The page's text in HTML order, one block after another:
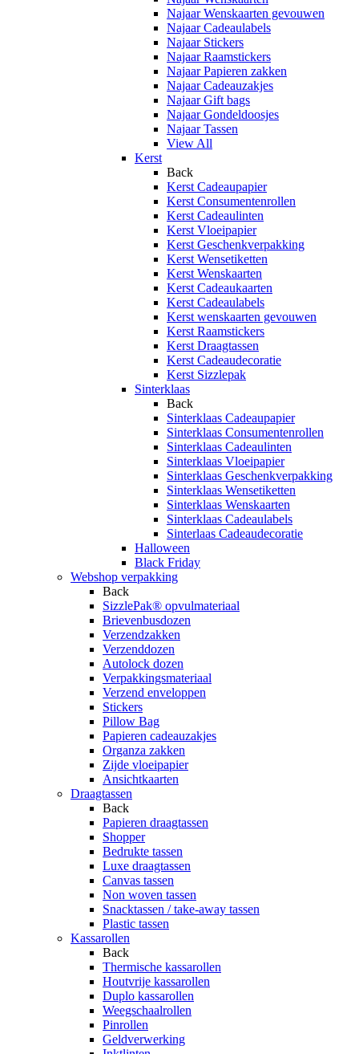
Najaar Wenskaarten gevouwen
Najaar Cadeaulabels
Najaar Stickers
Najaar Raamstickers
Najaar Papieren zakken
Najaar Cadeauzakjes
Najaar Gift bags
Najaar Gondeldoosjes
Najaar Tassen
View All
Kerst
Back
Kerst Cadeaupapier
Kerst Consumentenrollen
Kerst Cadeaulinten
Kerst Vloeipapier
Kerst Geschenkverpakking
Kerst Wensetiketten
Kerst Wenskaarten
Kerst Cadeaukaarten
Kerst Cadeaulabels
Kerst wenskaarten gevouwen
Kerst Raamstickers
Kerst Draagtassen
Kerst Cadeaudecoratie
Kerst Sizzlepak
Sinterklaas
Back
Sinterklaas Cadeaupapier
Sinterklaas Consumentenrollen
Sinterklaas Cadeaulinten
Sinterklaas Vloeipapier
Sinterklaas Geschenkverpakking
Sinterklaas Wensetiketten
Sinterklaas Wenskaarten
Sinterklaas Cadeaulabels
Sinterlaas Cadeaudecoratie
Halloween
Black Friday
Webshop verpakking
Back
SizzlePak® opvulmateriaal
Brievenbusdozen
Verzendzakken
Verzenddozen
Autolock dozen
Verpakkingsmateriaal
Verzend enveloppen
Stickers
Pillow Bag
Papieren cadeauzakjes
Organza zakken
Zijde vloeipapier
Ansichtkaarten
Draagtassen
Back
Papieren draagtassen
Shopper
Bedrukte tassen
Luxe draagtassen
Canvas tassen
Non woven tassen
Snacktassen / take-away tassen
Plastic tassen
Kassarollen
Back
Thermische kassarollen
Houtvrije kassarollen
Duplo kassarollen
Weegschaalrollen
Pinrollen
Geldverwerking